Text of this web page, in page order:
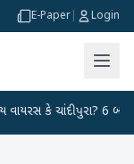
E-Paper Login
ચાંદીપુરા? 6 બાળકોના